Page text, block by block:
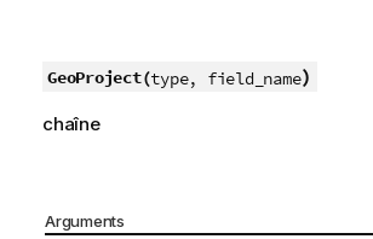
GeoProject(type, field_name)
chaîne
Arguments